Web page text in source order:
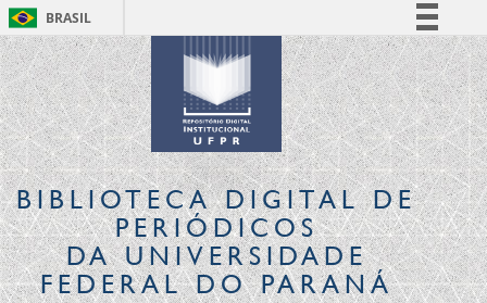
BRASIL
Simplifique!
Comunica BR
Participe
Acesso à informação
Legislação
Canais
BIBLIOTECA DIGITALDE
PERIÓDICOS
DA UNIVERSIDADE
FEDERAL DO PARANÁ